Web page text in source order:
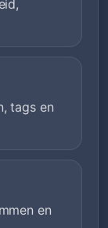
tags en
en